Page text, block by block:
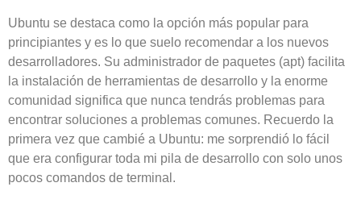
Ubuntu se destaca como la opción más popular para
principiantes y es lo que suelo recomendar a los nuevos
desarrolladores. Su administrador de paquetes (apt) facilita
la instalación de herramientas de desarrollo y la enorme
comunidad significa que nunca tendrás problemas para
encontrar soluciones a problemas comunes. Recuerdo la
primera vez que cambié a Ubuntu: me sorprendió lo fácil
que era configurar toda mi pila de desarrollo con solo unos
pocos comandos de terminal.